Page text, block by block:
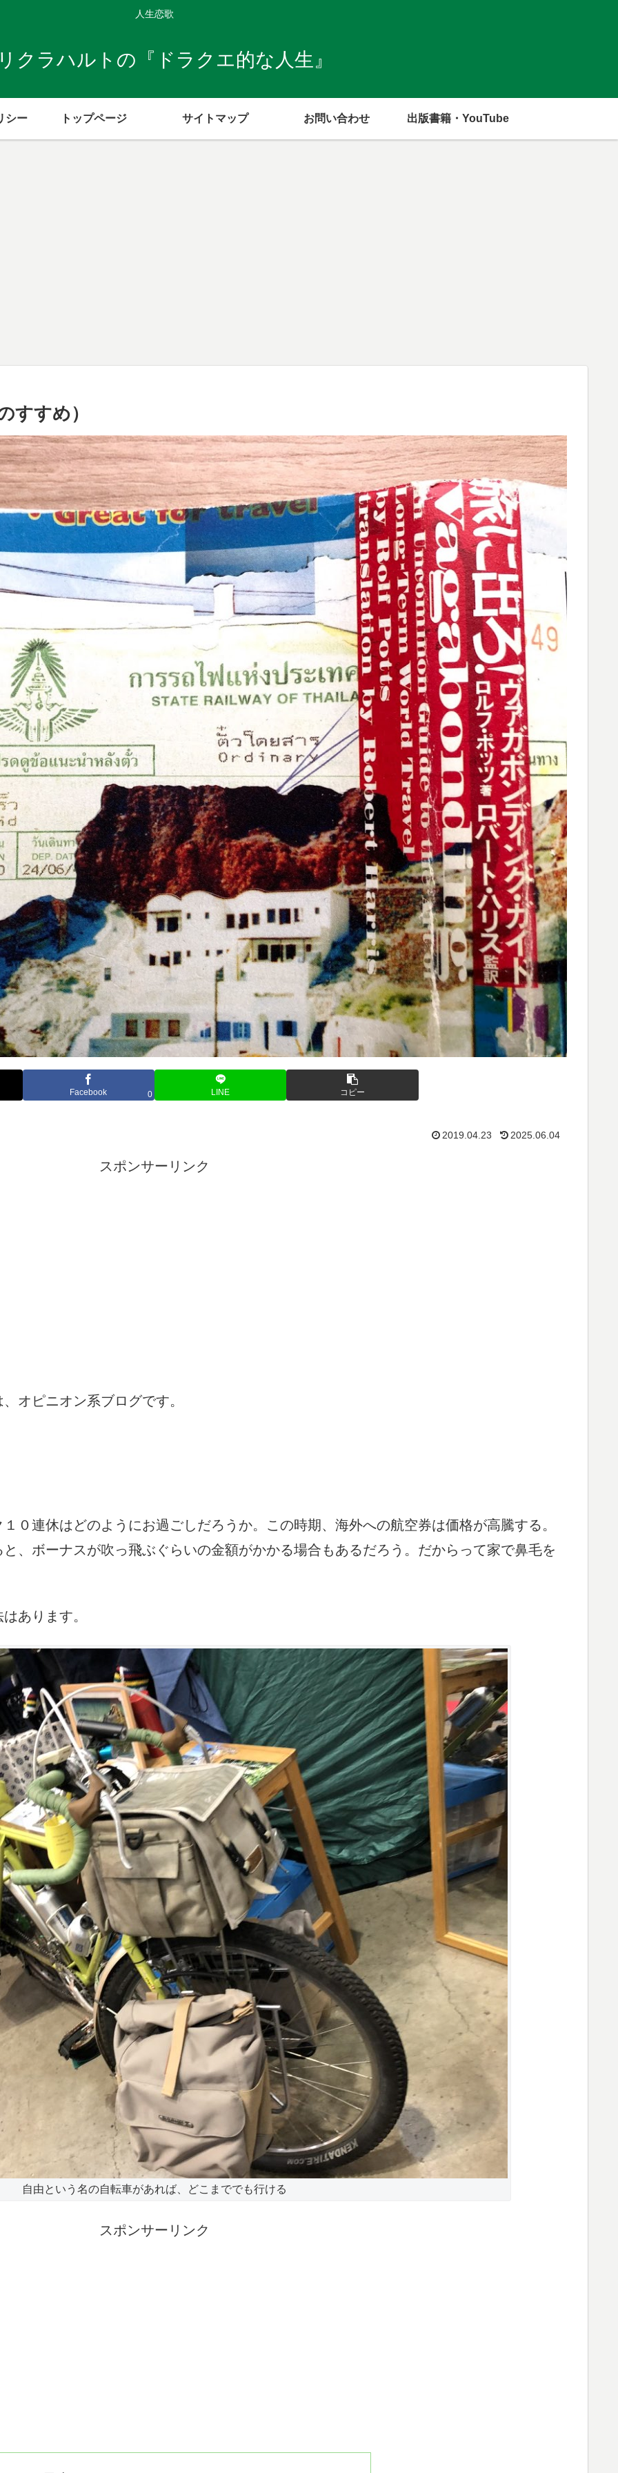
人生恋歌
クラハルトの『ドラクエ的な人生』
シー トップページ サイトマップ お問い合わせ 出版書籍・YouTube
すめ）
Facebook 0 LINE コピー
2019.04.23 2025.06.04
スポンサーリンク
オピニオン系ブログです。
０連休はどのようにお過ごしだろうか。この時期、海外への航空券は価格が高騰する。
、ボーナスが吹っ飛ぶぐらいの金額がかかる場合もあるだろう。だからって家で鼻毛を
あります。
自由という名の自転車があれば、どこまででも行ける
スポンサーリンク